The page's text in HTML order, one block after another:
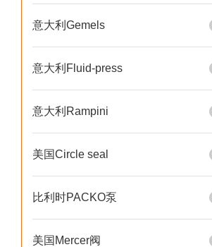
意大利Gemels
意大利Fluid-press
意大利Rampini
美国Circle seal
比利时PACKO泵
美国Mercer阀